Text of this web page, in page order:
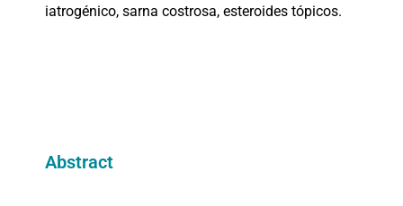
iatrogénico, sarna costrosa, esteroides tópicos.
Abstract